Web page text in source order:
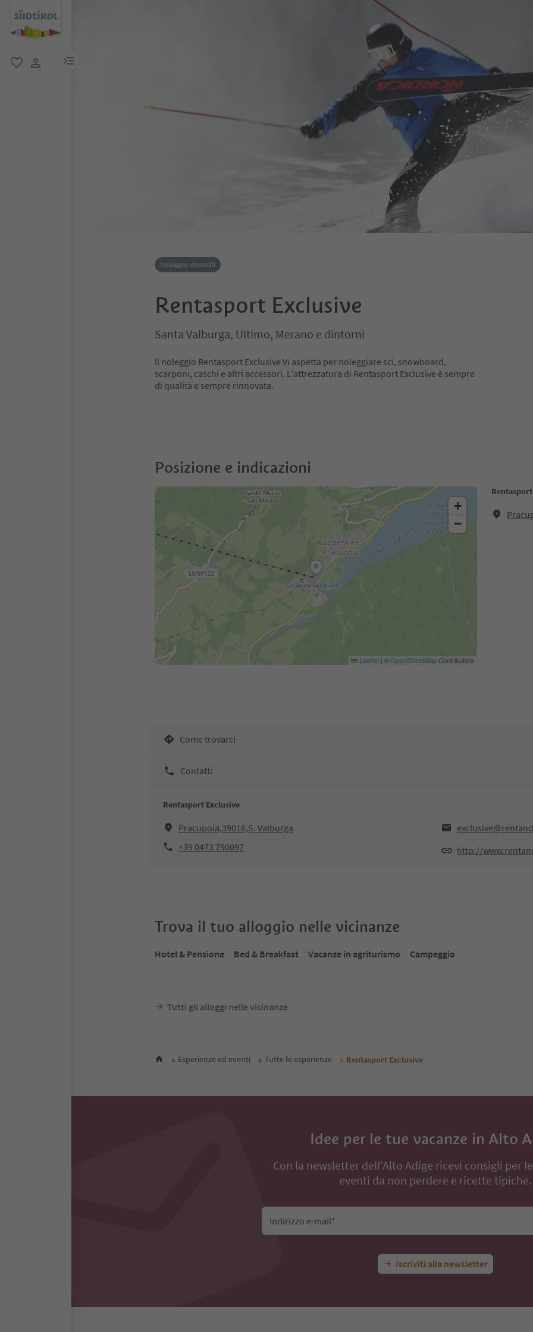
menu link
Noleggio, depositi
Rentasport Exclusive
Santa Valburga, Ultimo, Merano e dintorni
ll noleggio Rentasport Exclusive Vi aspetta per noleggiare sci, snowboard,
scarponi, caschi e altri accessori. L'attrezzatura di Rentasport Exclusive è sempre
di qualità e sempre rinnovata.
Posizione e indicazioni
+
−
Leaflet | ©OpenStreetMapContributors
Come trovarci
Contatti
Rentasport Exclusive
Pracupola,39016,S. Valburga
+39 0473 790097
http://
Trova il tuo alloggio nelle vicinanze
Hotel & Pensione Bed & Breakfast Vacanze in agriturismo Campeggio
Tutti gli alloggi nelle vicinanze
Esperienze ed eventi Tutte le esperienze Rentasport Exclusive
Idee per le tue vacanze in Alto
Con la newsletter dell’Alto Adige ricevi consigli per
eventi da non perdere e ricette tipiche.
Indirizzo e-mail*
Iscriviti alla newsletter